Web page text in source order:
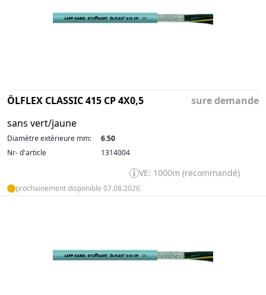
ÖLFLEX CLASSIC 415 CP 4X0,5
sans vert/jaune
sure demande
Diamètre extérieure mm:
6.50
Nr- d'article
1314004
VE: 1000m (recommandé)
prochainement disponible 07.08.2026